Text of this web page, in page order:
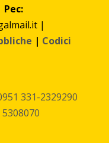
Pec:
|
| Codici
331-2329290